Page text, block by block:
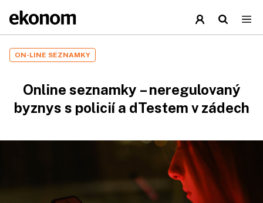
ON-LINE SEZNAMKY
Online seznamky – neregulovaný
byznys s policií a dTestem v zádech